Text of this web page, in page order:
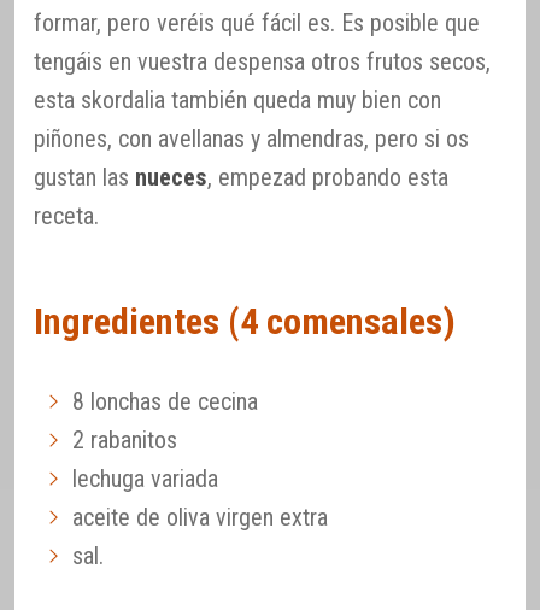
formar, pero veréis qué fácil es. Es posible que
tengáis en vuestra despensa otros frutos secos,
esta skordalia también queda muy bien con
piñones, con avellanas y almendras, pero si os
gustan las nueces, empezad probando esta
receta.
Ingredientes (4 comensales)
8 lonchas de cecina
2 rabanitos
lechuga variada
aceite de oliva virgen extra
sal.